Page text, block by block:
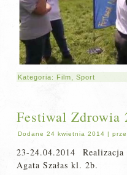
Kategoria: Film ,Sport
Festiwal Zdrowia
Dodane 24 kwietnia 2014 |
23-24.04.2014
Agata Szałas kl. 2b.